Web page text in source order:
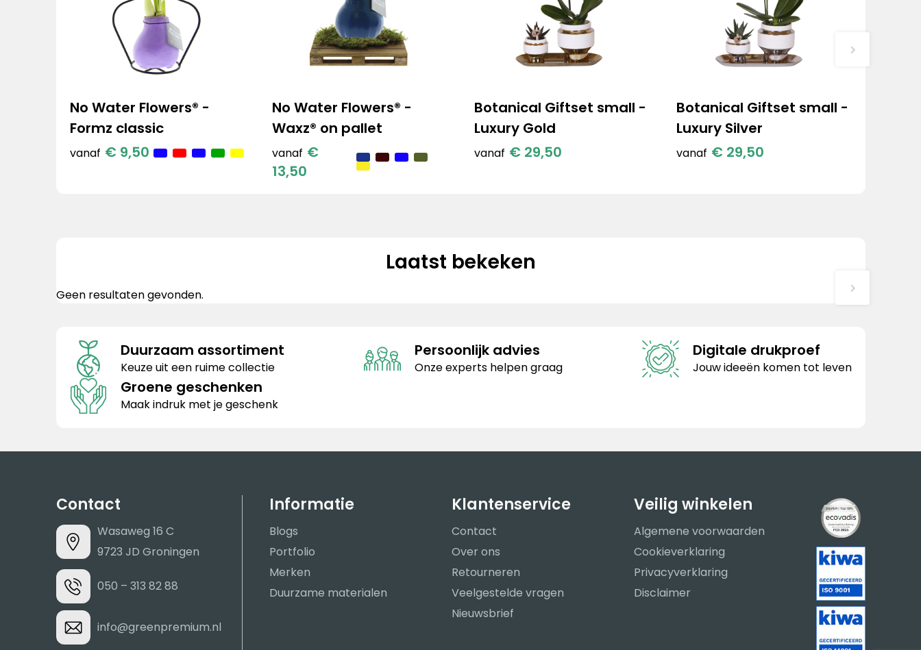
No Water Flowers® -
Formz classic
vanaf € 9,50
No Water Flowers® -
Waxz® on pallet
vanaf €
13,50
Botanical Giftset small -
Luxury Gold
vanaf € 29,50
Botanical Giftset small -
Luxury Silver
vanaf € 29,50
Laatst bekeken
Geen resultaten gevonden.
Duurzaam assortiment
Keuze uit een ruime collectie
Persoonlijk advies
Onze experts helpen graag
Digitale drukproef
Jouw ideeën komen tot leven
Groene geschenken
Maak indruk met je geschenk
Contact
Wasaweg 16 C
9723 JD Groningen
050 – 313 82 88
info@greenpremium.nl
Informatie
Blogs
Portfolio
Merken
Duurzame materialen
Klantenservice
Contact
Over ons
Retourneren
Veelgestelde vragen
Nieuwsbrief
Veilig winkelen
Algemene voorwaarden
Cookieverklaring
Privacyverklaring
Disclaimer